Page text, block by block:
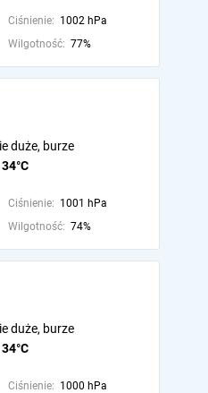
Ciśnienie: 1002 hPa
Wilgotność: 77%
34°C
duże, burze
Ciśnienie: 1001 hPa
Wilgotność: 74%
34°C
duże, burze
Ciśnienie: 1000 hPa